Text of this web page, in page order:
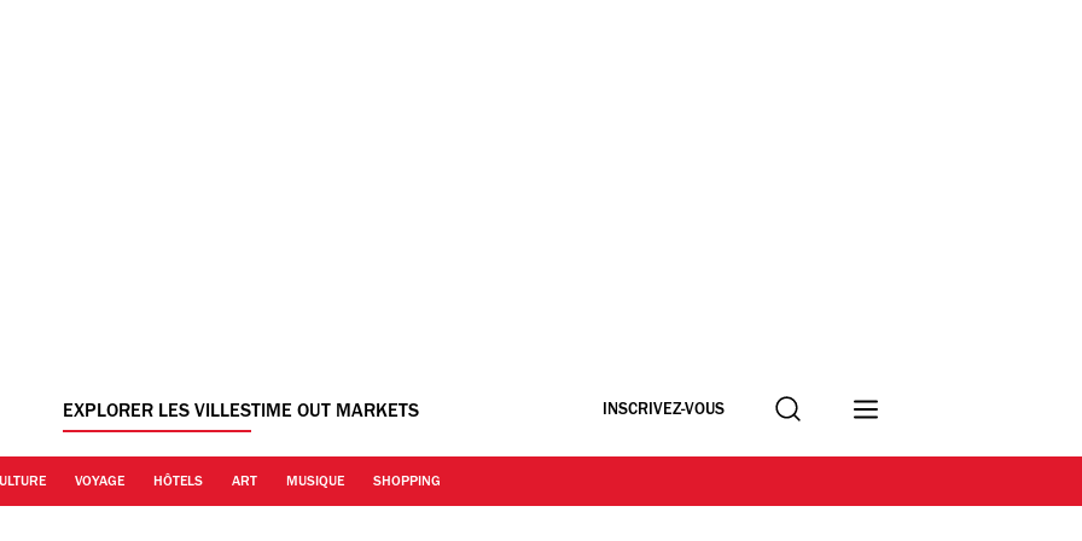
EXPLORER LES VILLESTIME OUT MARKETS INSCRIVEZ-VOUS Recherche
VOYAGE HÔTELS ART MUSIQUE SHOPPING